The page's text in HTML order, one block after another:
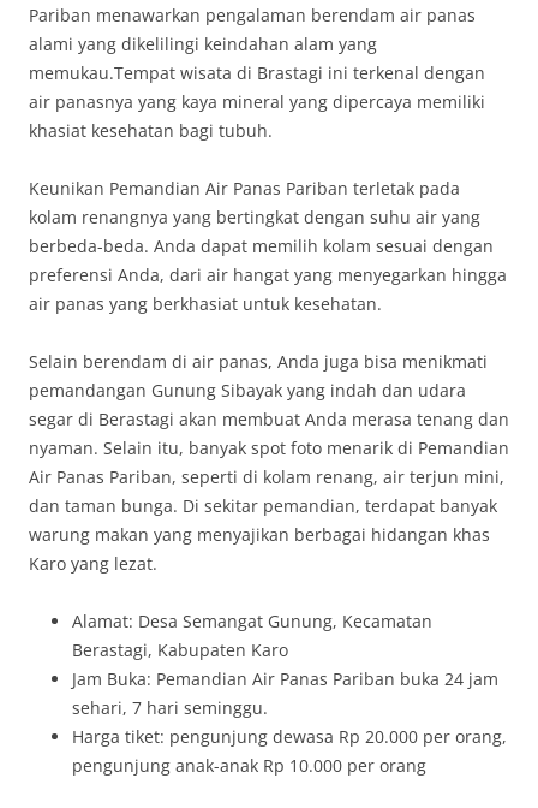
Pariban menawarkan pengalaman berendam air panas
alami yang dikelilingi keindahan alam yang
memukau.Tempat wisata di Brastagi ini terkenal dengan
air panasnya yang kaya mineral yang dipercaya memiliki
khasiat kesehatan bagi tubuh.
Keunikan Pemandian Air Panas Pariban terletak pada
kolam renangnya yang bertingkat dengan suhu air yang
berbeda-beda. Anda dapat memilih kolam sesuai dengan
preferensi Anda, dari air hangat yang menyegarkan hingga
air panas yang berkhasiat untuk kesehatan.
Selain berendam di air panas, Anda juga bisa menikmati
pemandangan Gunung Sibayak yang indah dan udara
segar di Berastagi akan membuat Anda merasa tenang dan
nyaman. Selain itu, banyak spot foto menarik di Pemandian
Air Panas Pariban, seperti di kolam renang, air terjun mini,
dan taman bunga. Di sekitar pemandian, terdapat banyak
warung makan yang menyajikan berbagai hidangan khas
Karo yang lezat.
Alamat: Desa Semangat Gunung, Kecamatan
Berastagi, Kabupaten Karo
Jam Buka: Pemandian Air Panas Pariban buka 24 jam
sehari, 7 hari seminggu.
Harga tiket: pengunjung dewasa Rp 20.000 per orang,
pengunjung anak-anak Rp 10.000 per orang